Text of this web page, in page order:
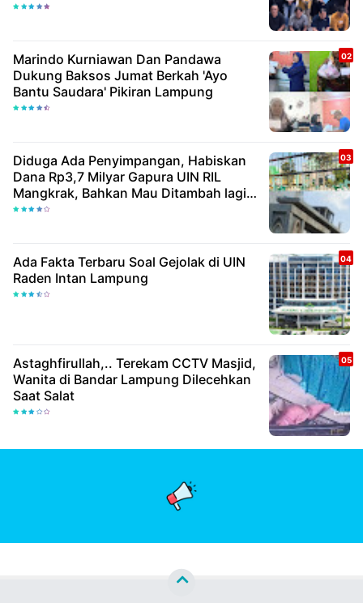
Marindo Kurniawan Dan Pandawa
Dukung Baksos Jumat Berkah 'Ayo
Bantu Saudara' Pikiran Lampung
Diduga Ada Penyimpangan, Habiskan
Dana Rp3,7 Milyar Gapura UIN RIL
Mangkrak, Bahkan Mau Ditambah lagi 7
Milyar
Ada Fakta Terbaru Soal Gejolak di UIN
Raden Intan Lampung
Astaghfirullah,.. Terekam CCTV Masjid,
Wanita di Bandar Lampung Dilecehkan
Saat Salat